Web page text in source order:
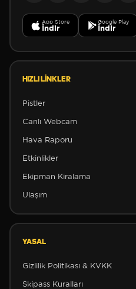
App Store
İndir
Google Play
İndir
HIZLI LINKLER
Pistler
Canlı Webcam
Hava Raporu
Etkinlikler
Ekipman Kiralama
Ulaşım
YASAL
Gizlilik Politikası & KVKK
Skipass Kuralları